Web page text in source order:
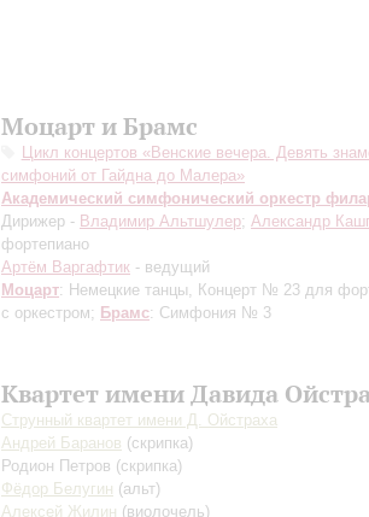
Моцарт и Брамс
Цикл концертов «Венские вечера. Девять
симфоний от Гайдна до Малера»
Академический симфонический оркестр
Дирижер - Владимир Альтшулер; Александр
фортепиано
Артём Варгафтик - ведущий
Моцарт: Немецкие танцы, Концерт № 23 для
с оркестром; Брамс: Симфония № 3
Квартет имени Давида
Струнный квартет имени Д. Ойстраха
Андрей Баранов (скрипка)
Родион Петров (скрипка)
Фёдор Белугин (альт)
Алексей Жилин (виолочель)